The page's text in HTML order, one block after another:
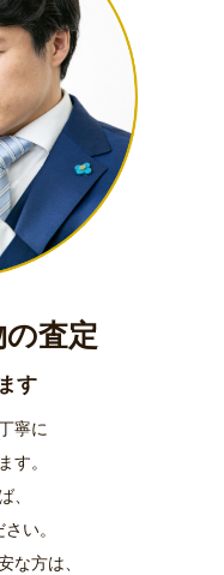
の査定
す
寧に
す。
、
い。
な方は、